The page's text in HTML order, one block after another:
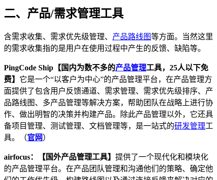
二、产品/需求管理工具
含需求收集、需求优先级管理、 产品路线图等方面。当然这里
的需求收集指的是用户在使用过程中产生的反馈、缺陷等。
PingCode Ship【国内为数不多的产品管理工具，25人以下免
费】 它是一个“以客户为中心”的产品管理平台，在产品管理方
面提供了包含用户反馈通道、需求管理、需求优先级排序、产
品路线图、多产品管理等解决方案，帮助团队在战略上进行协
作、做出明智的决策并构建产品。除此产品管理以外，它还具
备项目管理、测试管理、文档管理等，是一站式的研发管理工
具。（官网）
airfocus：【国外产品管理工具】 提供了一个现代化和模块化
的产品管理平台。在产品团队管理和沟通他们的策略、确定他